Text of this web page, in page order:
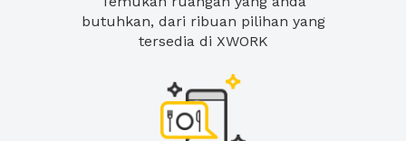
butuhkan, dari ribuan pilihan yang
tersedia di XWORK